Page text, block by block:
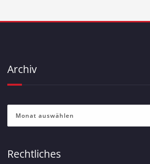
Archiv
Rechtliches